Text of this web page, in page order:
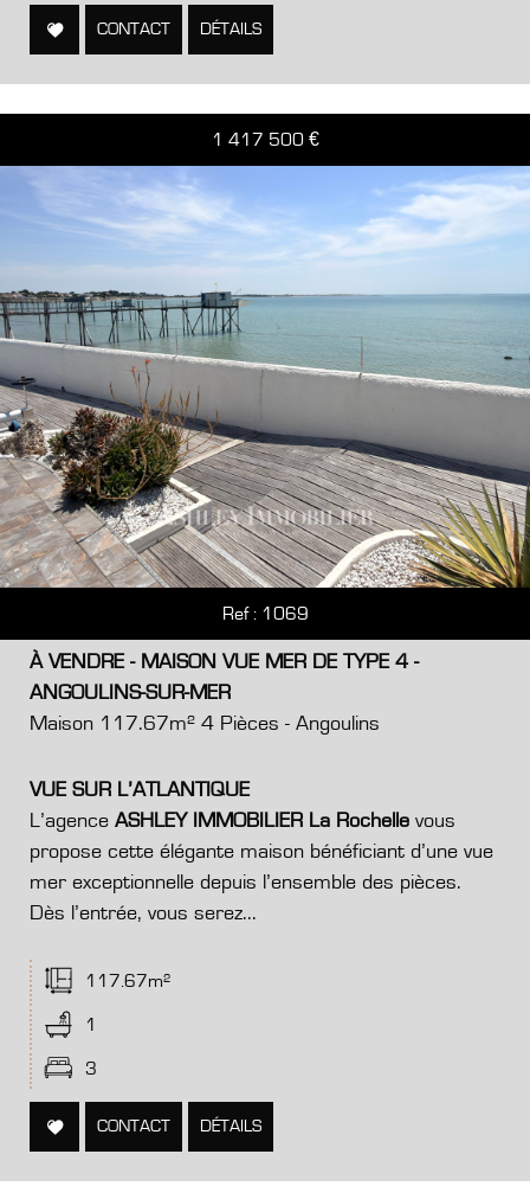
CONTACT DÉTAILS
1 417 500 €
Ref : 1069
À VENDRE - MAISON VUE MER DE TYPE 4 -
ANGOULINS-SUR-MER
Maison 117.67m² 4 Pièces - Angoulins
VUE SUR L’ATLANTIQUE
L’agence ASHLEY IMMOBILIER La Rochelle vous
propose cette élégante maison bénéficiant d’une vue
mer exceptionnelle depuis l’ensemble des pièces.
Dès l’entrée, vous serez...
117.67m²
1
3
CONTACT DÉTAILS